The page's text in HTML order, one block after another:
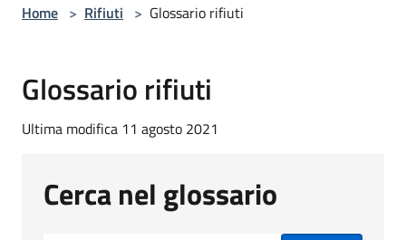
Home > Rifiuti > Glossario rifiuti
Glossario rifiuti
Ultima modifica 11 agosto 2021
Cerca nel glossario